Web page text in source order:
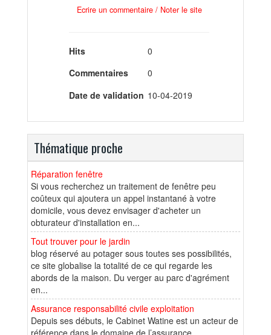
Ecrire un commentaire / Noter le site
Hits
0
Commentaires
0
Date de validation 10-04-2019
Thématique proche
Réparation fenêtre
Si vous recherchez un traitement de fenêtre peu
coûteux qui ajoutera un appel instantané à votre
domicile, vous devez envisager d'acheter un
obturateur d'installation en...
Tout trouver pour le jardin
blog réservé au potager sous toutes ses possibilités,
ce site globalise la totalité de ce qui regarde les
abords de la maison. Du verger au parc d'agrément
en...
Assurance responsabilité civile exploitation
Depuis ses débuts, le Cabinet Watine est un acteur de
référence dans le domaine de l’assurance